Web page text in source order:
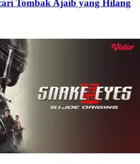
Tombak Ajaib yang Hilang